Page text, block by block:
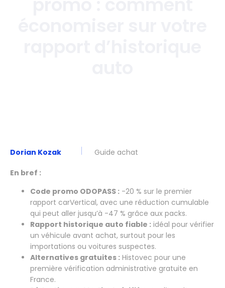
Dorian Kozak Guide achat
En bref :
Code promo ODOPASS : -20 % sur le premier
rapport carVertical, avec une réduction cumulable
qui peut aller jusqu’à -47 % grâce aux packs.
Rapport historique auto fiable : idéal pour vérifier
un véhicule avant achat, surtout pour les
importations ou voitures suspectes.
Alternatives gratuites : Histovec pour une
première vérification administrative gratuite en
France.